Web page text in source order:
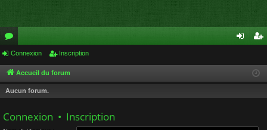
or
u
m
cri
Connexion Inscription
Accueil du forum
Aucun forum.
Connexion • Inscription